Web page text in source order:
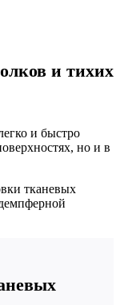
и тихих
и быстро
но и в
тканевых